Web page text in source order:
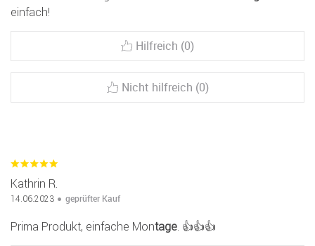
einfach!
Hilfreich (0)
Nicht hilfreich (0)
Kathrin R.
14.06.2023 geprüfter Kauf
Prima Produkt, einfache Montage. 👍👍👍